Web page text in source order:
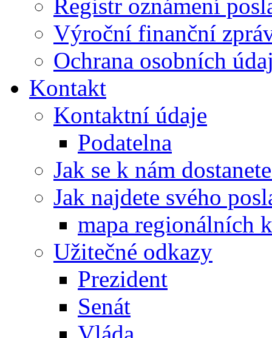
Registr oznámení
Výroční finanční
Ochrana osobních
Kontakt
Kontaktní údaje
Podatelna
Jak se k nám
Jak najdete svého
mapa regionálních
Užitečné odkazy
Prezident
Senát